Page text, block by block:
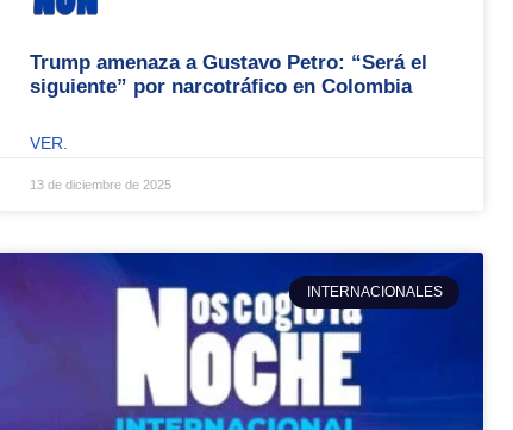
Trump amenaza a Gustavo Petro: “Será el
siguiente” por narcotráfico en Colombia
VER.
13 de diciembre de 2025
INTERNACIONALES